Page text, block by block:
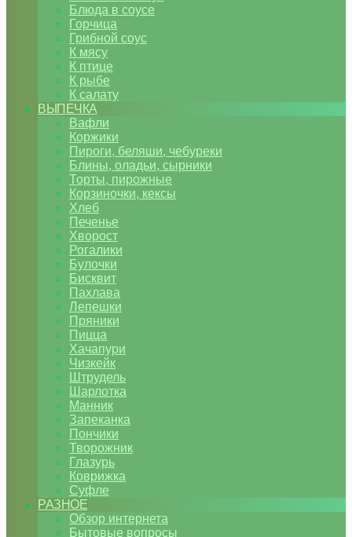
Блюда в соусе
Горчица
Грибной соус
К мясу
К птице
К рыбе
К салату
ВЫПЕЧКА
Вафли
Коржики
Пироги, беляши, чебуреки
Блины, оладьи, сырники
Торты, пирожные
Корзиночки, кексы
Хлеб
Печенье
Хворост
Рогалики
Булочки
Бисквит
Пахлава
Лепешки
Пряники
Пицца
Хачапури
Чизкейк
Штрудель
Шарлотка
Манник
Запеканка
Пончики
Творожник
Глазурь
Коврижка
Суфле
РАЗНОЕ
Обзор интернета
Бытовые вопросы